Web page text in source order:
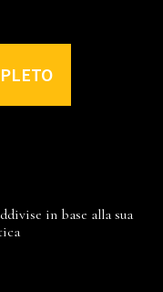
in base alla sua